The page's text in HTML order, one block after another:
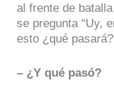
al frente de
se pregunta “Uy,
esto ¿qué
– ¿Y qué pasó?